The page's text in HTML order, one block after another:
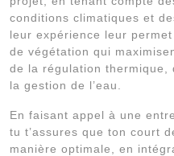
conditions climatiques et
leur expérience leur
de végétation qui
de la régulation thermique,
la gestion de l’eau.
En faisant appel à une
tu t’assures que ton court
manière optimale, en